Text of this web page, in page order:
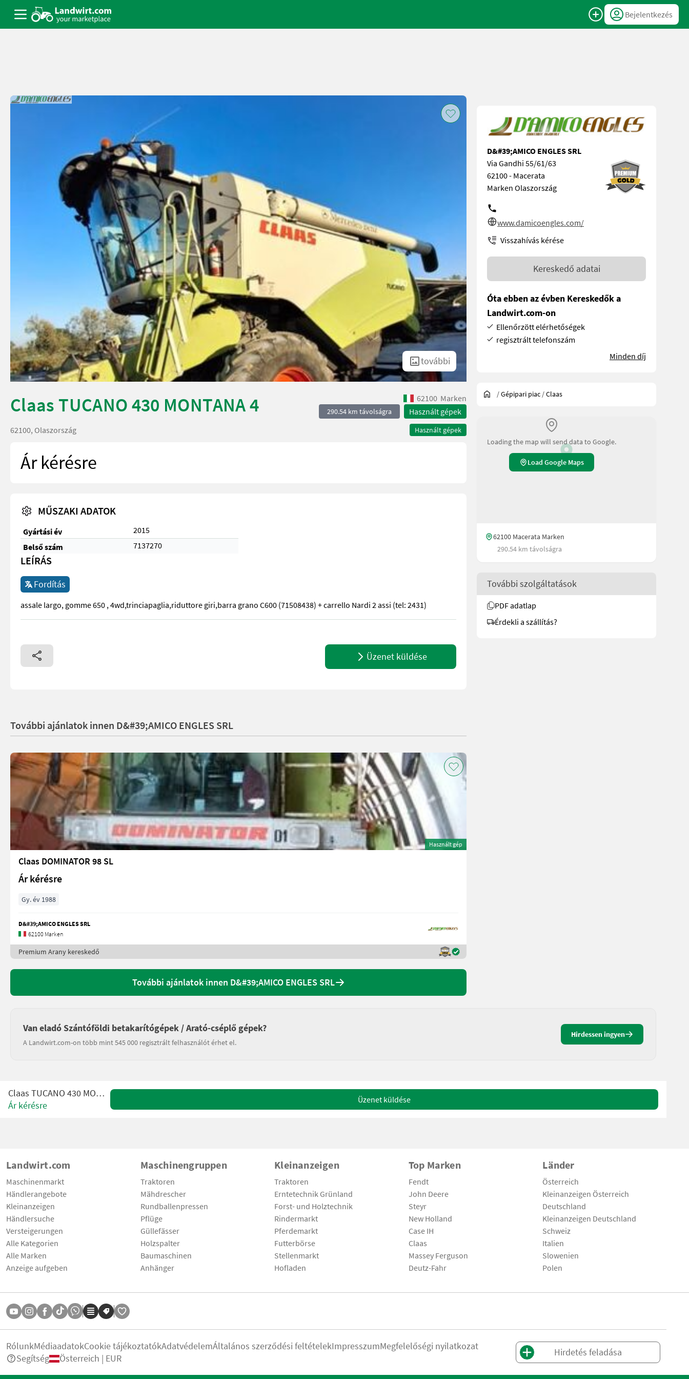
Bejelentkezés
további
Claas TUCANO 430 MONTANA 4 62100 Marken
290.54 km távolságra Használt gépek
Használt gépek
62100, Olaszország
Ár kérésre
MŰSZAKI ADATOK
Gyártási év
2015
Belső szám
7137270
LEÍRÁS
Fordítás
assale largo, gomme 650 , 4wd,trinciapaglia,riduttore giri,barra grano C600 (71508438) + carrello Nardi 2 assi (tel: 2431)
assale largo, gomme 650 , 4wd,trinciapaglia,riduttore giri,barra grano C600 (71508438) + carrello Nardi 2 assi (tel: 2431)
Üzenet küldése
D&#39;AMICO ENGLES SRL
Via Gandhi 55/61/63
62100 - Macerata
Marken Olaszország
www.damicoengles.com/
Visszahívás kérése
Kereskedő adatai
Óta ebben az évben Kereskedők a
Landwirt.com-on
Ellenőrzött elérhetőségek
regisztrált telefonszám
Minden díj
/Gépipari piac /Claas
Loading the map will send data to Google.
Load Google Maps
62100 Macerata Marken
290.54 km távolságra
További szolgáltatások
PDF adatlap
Érdekli a szállítás?
További ajánlatok innen D&#39;AMICO ENGLES SRL
Használt gép
Claas DOMINATOR 98 SL
Ár kérésre
Gy. év 1988
D&#39;AMICO ENGLES SRL
62100 Marken
Premium Arany kereskedő
További ajánlatok innen D&#39;AMICO ENGLES SRL
Van eladó Szántóföldi betakarítógépek / Arató-cséplő gépek?
A Landwirt.com-on több mint 545 000 regisztrált felhasználót érhet el.
Hirdessen ingyen
Claas TUCANO 430 MONTANA 4
Ár kérésre
Üzenet küldése
Landwirt.com
Maschinenmarkt
Händlerangebote
Kleinanzeigen
Händlersuche
Versteigerungen
Alle Kategorien
Alle Marken
Anzeige aufgeben
Maschinengruppen
Traktoren
Mähdrescher
Rundballenpressen
Pflüge
Güllefässer
Holzspalter
Baumaschinen
Anhänger
Kleinanzeigen
Traktoren
Erntetechnik Grünland
Forst- und Holztechnik
Rindermarkt
Pferdemarkt
Futterbörse
Stellenmarkt
Hofladen
Top Marken
Fendt
John Deere
Steyr
New Holland
Case IH
Claas
Massey Ferguson
Deutz-Fahr
Länder
Österreich
Kleinanzeigen Österreich
Deutschland
Kleinanzeigen Deutschland
Schweiz
Italien
Slowenien
Polen
RólunkMédiaadatokCookie tájékoztatókAdatvédelemÁltalános szerződési feltételekImpresszumMegfelelőségi nyilatkozat
Segítség
Österreich | EUR
Hirdetés feladása